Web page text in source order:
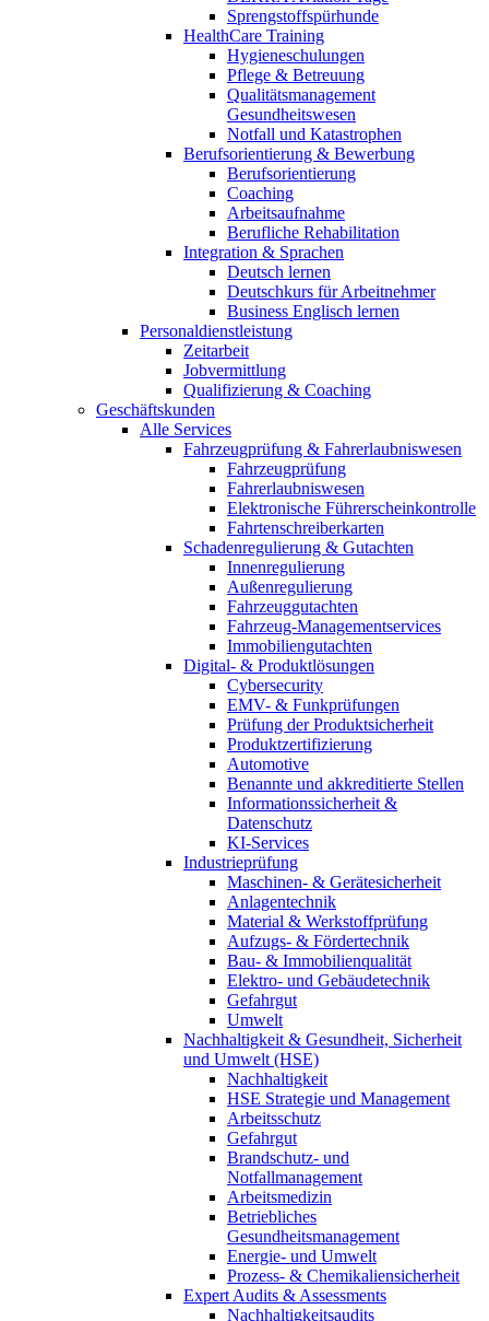
Sprengstoffspürhunde
HealthCare Training
Hygieneschulungen
Pflege & Betreuung
Qualitätsmanagement
Gesundheitswesen
Notfall und Katastrophen
Berufsorientierung & Bewerbung
Berufsorientierung
Coaching
Arbeitsaufnahme
Berufliche Rehabilitation
Integration & Sprachen
Deutsch lernen
Deutschkurs für Arbeitnehmer
Business Englisch lernen
Personaldienstleistung
Zeitarbeit
Jobvermittlung
Qualifizierung & Coaching
Geschäftskunden
Alle Services
Fahrzeugprüfung & Fahrerlaubniswesen
Fahrzeugprüfung
Fahrerlaubniswesen
Elektronische Führerscheinkontrolle
Fahrtenschreiberkarten
Schadenregulierung & Gutachten
Innenregulierung
Außenregulierung
Fahrzeuggutachten
Fahrzeug-Managementservices
Immobiliengutachten
Digital- & Produktlösungen
Cybersecurity
EMV- & Funkprüfungen
Prüfung der Produktsicherheit
Produktzertifizierung
Automotive
Benannte und akkreditierte Stellen
Informationssicherheit &
Datenschutz
KI-Services
Industrieprüfung
Maschinen- & Gerätesicherheit
Anlagentechnik
Material & Werkstoffprüfung
Aufzugs- & Fördertechnik
Bau- & Immobilienqualität
Elektro- und Gebäudetechnik
Gefahrgut
Umwelt
Nachhaltigkeit & Gesundheit, Sicherheit
und Umwelt (HSE)
Nachhaltigkeit
HSE Strategie und Management
Arbeitsschutz
Gefahrgut
Brandschutz- und
Notfallmanagement
Arbeitsmedizin
Betriebliches
Gesundheitsmanagement
Energie- und Umwelt
Prozess- & Chemikaliensicherheit
Expert Audits & Assessments
Nachhaltigkeitsaudits